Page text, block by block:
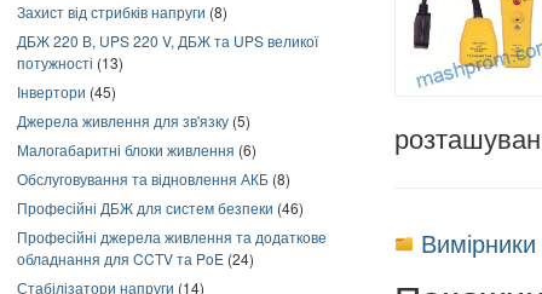
Захист від стрибків напруги (8)
ДБЖ 220 В, UPS 220 V, ДБЖ та UPS великої
потужності (13)
Інвертори (45)
Джерела живлення для зв'язку (5)
Малогабаритні блоки живлення (6)
Обслуговування та відновлення АКБ (8)
Професійні ДБЖ для систем безпеки (46)
Професійні джерела живлення та додаткове
обладнання для CCTV та PoE (24)
Стабілізатори напруги (14)